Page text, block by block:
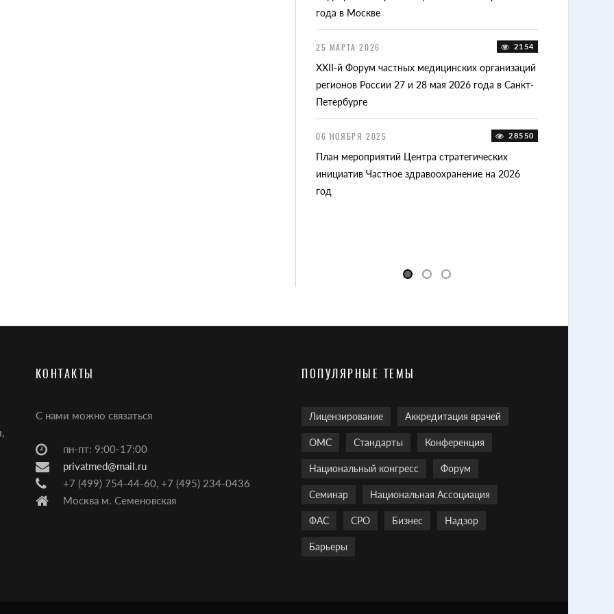
года в Москве
25 МАРТА 2026 2154
XXII-й Форум частных медицинских организаций
регионов России 27 и 28 мая 2026 года в Санкт-
Петербурге
06 НОЯБРЯ 2025 28550
План мероприятий Центра стратегических
инициатив Частное здравоохранение на 2026
год
КОНТАКТЫ
С нами можно связаться
пн-пт: 9:00-17:00
privatmed@mail.ru
+7 (499) 754-44-60, +7 (495) 234-0436
Москва м. Семеновская
ПОПУЛЯРНЫЕ ТЕМЫ
Лицензирование Аккредитация врачей
ОМС Стандарты Конференция
Национальный конгресс Форум
Семинар Национальная Ассоциация
ФАС СРО Бизнес Надзор
Барьеры